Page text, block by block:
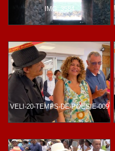
IMG_3584
VELI-20-TEMPS-DE-POESIE-009